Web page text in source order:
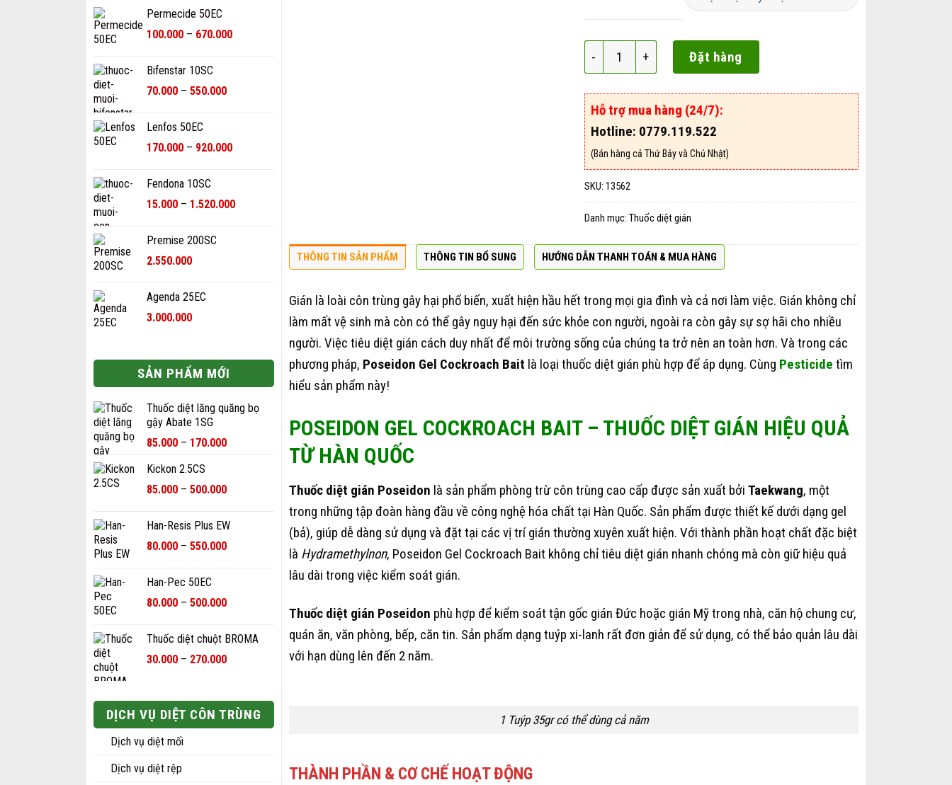
đến
Permecide 50EC
100.000 – 670.000Khoảng
Bifenstar 10SC
70.000 – 550.000Khoảng
đến
Lenfos 50EC
170.000 – 920.000Khoảng
đến
Fendona 10SC
15.000 – 1.520.000Khoảng
Premise 200SC
2.550.000
Agenda 25EC
3.000.000
SẢN PHẨM MỚI
Thuốc diệt lăng quăng bọ
gậy Abate 1SG
85.000 – 170.000Khoảng
85.000₫
Kickon 2.5CS
85.000 – 500.000Khoảng
85.000₫
đến
Han-Resis Plus EW
80.000 – 550.000Khoảng
đến
Han-Pec 50EC
80.000 – 500.000Khoảng
80.000₫
đến
Thuốc diệt chuột BROMA
30.000 – 270.000Khoảng
30.000₫
đến
270.000₫
DỊCH VỤ DIỆT CÔN TRÙNG
Dịch vụ diệt mối
Dịch vụ diệt rệp
Poseidon Gel Cockroach Bait số lượng
Đặt hàng
Hỗ trợ mua hàng (24/7):
Hotline: 0779.119.522
(Bán hàng cả Thứ Bảy và Chủ Nhật)
SKU: 13562
Danh mục: Thuốc diệt gián
THÔNG TIN SẢN PHẨM THÔNG TIN BỔ SUNG HƯỚNG DẪN THANH TOÁN & MUA HÀNG
Gián là loài côn trùng gây hại phổ biến, xuất hiện hầu hết trong mọi gia đình và cả nơi làm việc. Gián không chỉ
làm mất vệ sinh mà còn có thể gây nguy hại đến sức khỏe con người, ngoài ra còn gây sự sợ hãi cho nhiều
người. Việc tiêu diệt gián cách duy nhất để môi trường sống của chúng ta trở nên an toàn hơn. Và trong các
phương pháp, Poseidon Gel Cockroach Bait là loại thuốc diệt gián phù hợp để áp dụng. Cùng Pesticide tìm
hiểu sản phẩm này!
POSEIDON GEL COCKROACH BAIT – THUỐC DIỆT GIÁN HIỆU QUẢ
TỪ HÀN QUỐC
Thuốc diệt gián Poseidon là sản phẩm phòng trừ côn trùng cao cấp được sản xuất bởi Taekwang, một
trong những tập đoàn hàng đầu về công nghệ hóa chất tại Hàn Quốc. Sản phẩm được thiết kế dưới dạng gel
(bả), giúp dễ dàng sử dụng và đặt tại các vị trí gián thường xuyên xuất hiện. Với thành phần hoạt chất đặc biệt
là Hydramethylnon, Poseidon Gel Cockroach Bait không chỉ tiêu diệt gián nhanh chóng mà còn giữ hiệu quả
lâu dài trong việc kiểm soát gián.
Thuốc diệt gián Poseidon phù hợp để kiểm soát tận gốc gián Đức hoặc gián Mỹ trong nhà, căn hộ chung cư,
quán ăn, văn phòng, bếp, căn tin. Sản phẩm dạng tuýp xi-lanh rất đơn giản để sử dụng, có thể bảo quản lâu dài
với hạn dùng lên đến 2 năm.
1 Tuýp 35gr có thể dùng cả năm
THÀNH PHẦN & CƠ CHẾ HOẠT ĐỘNG